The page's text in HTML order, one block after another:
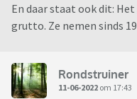
En daar staat ook dit:
grutto. Ze nemen sinds
Rondstruiner
11-06-2022 om 17:43